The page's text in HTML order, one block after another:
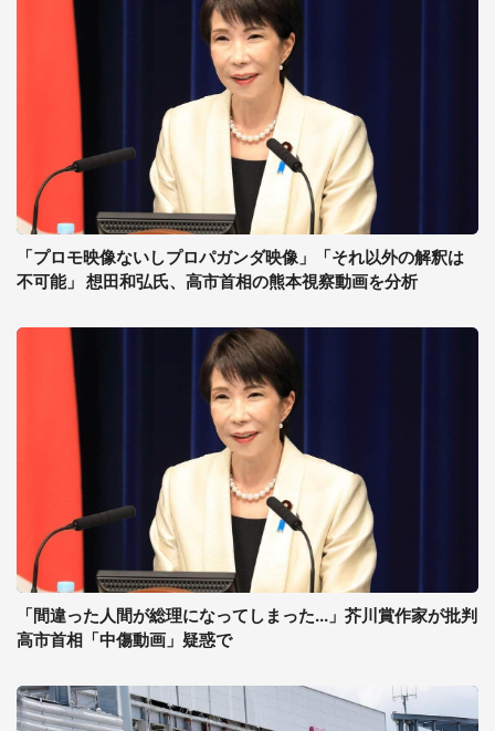
「プロモ映像ないしプロパガンダ映像」「それ以外の解釈は
不可能」 想田和弘氏、高市首相の熊本視察動画を分析
「間違った人間が総理になってしまった...」芥川賞作家が批判
高市首相「中傷動画」疑惑で